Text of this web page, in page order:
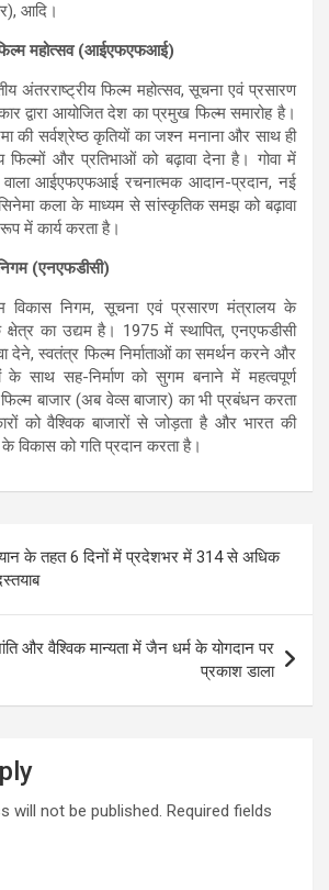
आदि।
फिल्म महोत्सव (आईएफएफआई)
अंतरराष्ट्रीय फिल्म महोत्सव, सूचना एवं प्रसारण
द्वारा आयोजित देश का प्रमुख फिल्म समारोह है।
की सर्वश्रेष्ठ कृतियों का जश्न मनाना और साथ ही
फिल्मों और प्रतिभाओं को बढ़ावा देना है। गोवा में
वाला आईएफएफआई रचनात्मक आदान-प्रदान, नई
कला के माध्यम से सांस्कृतिक समझ को बढ़ावा
में कार्य करता है।
(एनएफडीसी)
विकास निगम, सूचना एवं प्रसारण मंत्रालय के
क्षेत्र का उद्यम है। 1975 में स्थापित, एनएफडीसी
देने, स्वतंत्र फिल्म निर्माताओं का समर्थन करने और
के साथ सह-निर्माण को सुगम बनाने में महत्वपूर्ण
बाजार (अब वेव्स बाजार) का भी प्रबंधन करता
को वैश्विक बाजारों से जोड़ता है और भारत की
विकास को गति प्रदान करता है।
के तहत 6 दिनों में प्रदेशभर में 314 से अधिक
और वैश्विक मान्यता में जैन धर्म के योगदान पर
प्रकाश डाला
will not be published. Required fields